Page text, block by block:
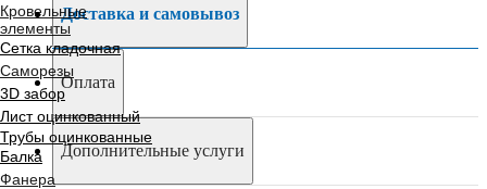
Кровельные
элементы
Сетка кладочная
Саморезы
3D забор
Лист оцинкованный
Трубы оцинкованные
Балка
Фанера
Доставка и самовывоз
Оплата
Дополнительные услуги